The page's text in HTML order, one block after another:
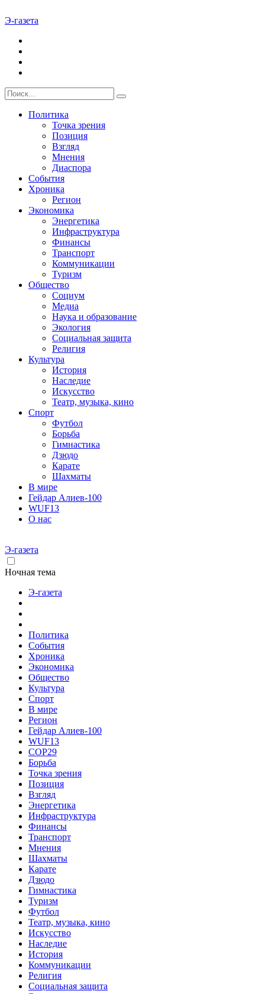
Э-газета
Политика
Точка зрения
Позиция
Взгляд
Мнения
Диаспора
События
Хроника
Регион
Экономика
Энергетика
Инфраструктура
Финансы
Транспорт
Коммуникации
Туризм
Общество
Социум
Медиа
Наука и образование
Экология
Социальная защита
Религия
Культура
История
Наследие
Искусство
Театр, музыка, кино
Спорт
Футбол
Борьба
Гимнастика
Дзюдо
Карате
Шахматы
В мире
Гейдар Алиев-100
WUF13
О нас
Э-газета
Ночная тема
Э-газета
Политика
События
Хроника
Экономика
Общество
Культура
Спорт
В мире
Регион
Гейдар Алиев-100
WUF13
COP29
Борьба
Точка зрения
Позиция
Взгляд
Энергетика
Инфраструктура
Финансы
Транспорт
Мнения
Шахматы
Карате
Дзюдо
Гимнастика
Туризм
Футбол
Театр, музыка, кино
Искусство
Наследие
История
Коммуникации
Религия
Социальная защита